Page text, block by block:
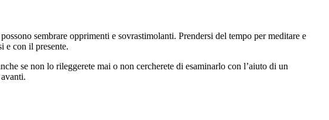
sembrare opprimenti e sovrastimolanti. Prendersi del tempo per meditare e
e con il presente.
se non lo rileggerete mai o non cercherete di esaminarlo con l’aiuto di un